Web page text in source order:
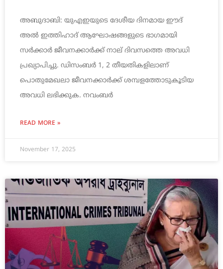
അബുദാബി: യുഎഇയുടെ ദേശീയ ദിനമായ ഈദ്
അൽ ഇത്തിഹാദ് ആഘോഷങ്ങളുടെ ഭാഗമായി
സർക്കാർ ജീവനക്കാർക്ക് നാല് ദിവസത്തെ അവധി
പ്രഖ്യാപിച്ചു. ഡിസംബർ 1, 2 തീയതികളിലാണ്
പൊതുമേഖലാ ജീവനക്കാർക്ക് ശമ്പളത്തോടുകൂടിയ
അവധി ലഭിക്കുക. നവംബർ
READ MORE »
November 17, 2025